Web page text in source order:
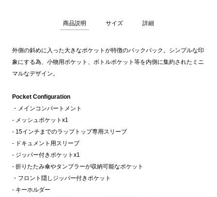
商品説明 サイズ 詳細
外側の斜めに入った大きなポケットが特徴のバックパック。シンプルな印
象にする為、小物用ポケット、ボトルポケット等を内側に集約されたミニ
マルなデザイン。
Pocket Configuration
・メインコンパートメント
- メッシュポケットx1
- 15インチまでのラップトップ専用スリーブ
- ドキュメント用スリーブ
- ジッパー付きポケットx1
- 折りたたみ傘やタンブラーが収納可能なポケット
・フロント隠しジッパー付きポケット
- キーホルダー